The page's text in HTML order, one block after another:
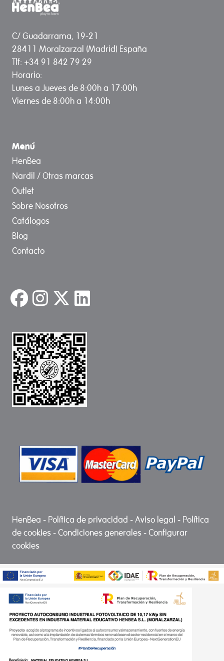
C/ Guadarrama, 19-21
28411 Moralzarzal (Madrid) España
Tlf: +34 91 842 79 29
Horario:
Lunes a Jueves de 8:00h a 17:00h
Viernes de 8:00h a 14:00h
Menú
HenBea
Nardil / Otras marcas
Outlet
Sobre Nosotros
Catálogos
Blog
Contacto
HenBea - Política de privacidad -Aviso legal - Política
de cookies -Condiciones generales -Configurar
cookies